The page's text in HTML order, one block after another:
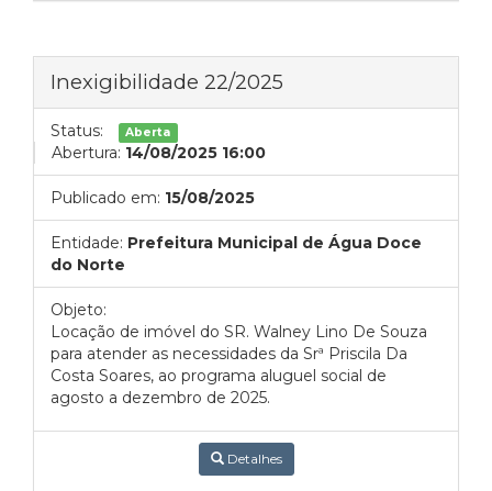
Inexigibilidade 22/2025
Status: Aberta
Abertura: 14/08/2025 16:00
Publicado em: 15/08/2025
Entidade: Prefeitura Municipal de Água Doce
do Norte
Objeto:
Locação de imóvel do SR. Walney Lino De Souza
para atender as necessidades da Srª Priscila Da
Costa Soares, ao programa aluguel social de
agosto a dezembro de 2025.
Detalhes